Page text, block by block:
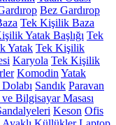
Bez Gardırop
Tek Kişilik Baza
Yatak Başlığı Tek
Yatak Tek Kişilik
Karyola Tek Kişilik
Komodin Yatak
Dolabı Sandık Paravan
ve Bilgisayar Masası
Keson Ofis